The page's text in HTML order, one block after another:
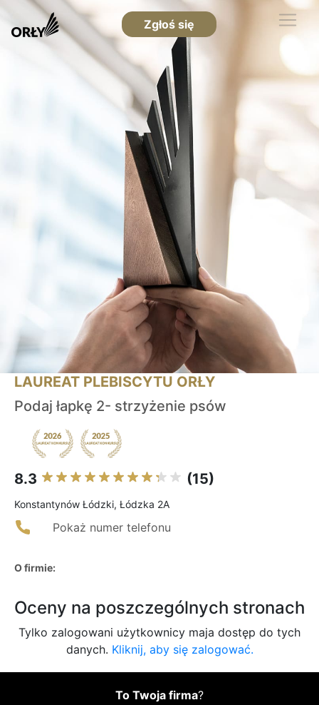
Zgłoś się
LAUREAT PLEBISCYTU ORŁY
Podaj łapkę 2- strzyżenie psów
8.3 (15)
Konstantynów Łódzki, Łódzka 2A
Pokaż numer telefonu
O firmie:
Oceny na poszczególnych stronach
Tylko zalogowani użytkownicy maja dostęp do tych
danych. Kliknij, aby się zalogować.
To Twoja firma?